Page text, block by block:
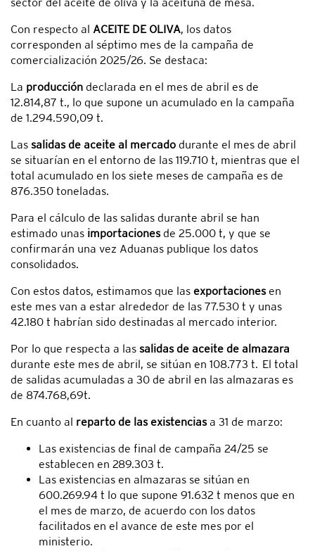
Con respecto al ACEITE DE OLIVA, los datos
corresponden al séptimo mes de la campaña de
comercialización 2025/26. Se destaca:
La producción declarada en el mes de abril es de
12.814,87 t., lo que supone un acumulado en la campaña
de 1.294.590,09 t.
Las salidas de aceite al mercado durante el mes de abril
se situarían en el entorno de las 119.710 t, mientras que el
total acumulado en los siete meses de campaña es de
876.350 toneladas.
Para el cálculo de las salidas durante abril se han
estimado unas importacionesde 25.000 t, y que se
confirmarán una vez Aduanas publique los datos
consolidados.
Con estos datos, estimamos que las exportacionesen
este mes van a estar alrededor de las 77.530 t y unas
42.180 t habrían sido destinadas al mercado interior.
Por lo que respecta a las salidas de aceite de almazara
durante este mes de abril, se sitúan en 108.773 t. El total
de salidas acumuladas a 30 de abril en las almazaras es
de 874.768,69t.
En cuanto al reparto de las existenciasa 31 de marzo:
Las existencias de final de campaña 24/25 se
establecen en 289.303 t.
Las existencias en almazaras se sitúan en
600.269.94 t lo que supone 91.632 t menos que en
el mes de marzo, de acuerdo con los datos
facilitados en el avance de este mes por el
ministerio.